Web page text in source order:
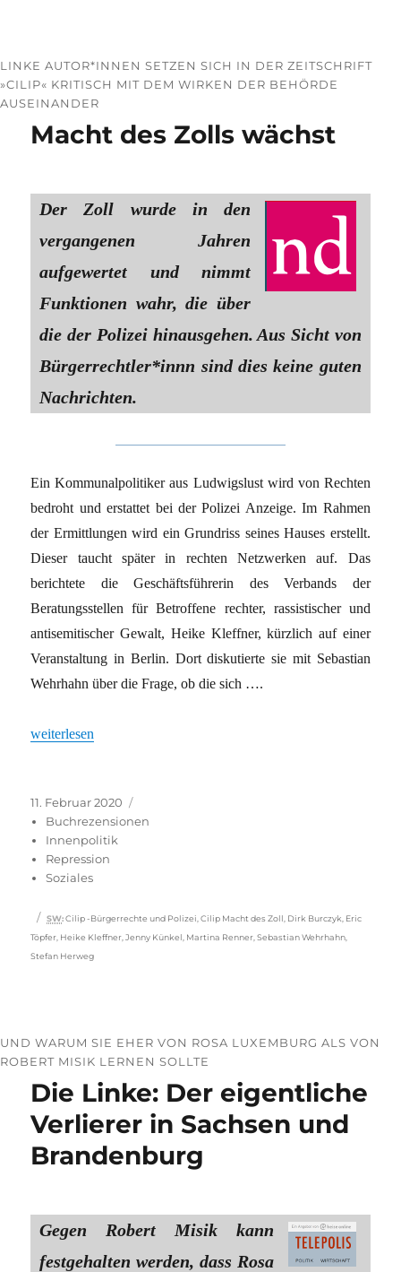
LINKE AUTOR*INNEN SETZEN SICH IN DER ZEITSCHRIFT
»CILIP« KRITISCH MIT DEM WIRKEN DER BEHÖRDE
AUSEINANDER
Macht des Zolls wächst
Der Zoll wurde in den
vergangenen Jahren
aufgewertet und nimmt
Funktionen wahr, die über
die der Polizei hinausgehen. Aus Sicht von
Bürgerrechtler*innn sind dies keine guten
Nachrichten.
Ein Kommunalpolitiker aus Ludwigslust wird von Rechten
bedroht und erstattet bei der Polizei Anzeige. Im Rahmen
der Ermittlungen wird ein Grundriss seines Hauses erstellt.
Dieser taucht später in rechten Netzwerken auf. Das
berichtete die Geschäftsführerin des Verbands der
Beratungsstellen für Betroffene rechter, rassistischer und
antisemitischer Gewalt, Heike Kleffner, kürzlich auf einer
Veranstaltung in Berlin. Dort diskutierte sie mit Sebastian
Wehrhahn über die Frage, ob die sich ….
„Macht des Zolls wächst“
weiterlesen
Veröffentlicht
am
11. Februar 2020
Buchrezensionen
Innenpolitik
Repression
Soziales
Schlagwörter
SW: Cilip -Bürgerrechte und Polizei ,Cilip Macht des Zoll Dirk Burczyk Eric
Töpfer Heike Kleffner ,Jenny Künkel Martina Renner ,Sebastian Wehrhahn
Stefan Herweg
UND WARUM SIE EHER VON ROSA LUXEMBURG ALS VON
ROBERT MISIK LERNEN SOLLTE
Die Linke: Der eigentliche
Verlierer in Sachsen und
Brandenburg
Gegen Robert Misik kann
festgehalten werden, dass Rosa